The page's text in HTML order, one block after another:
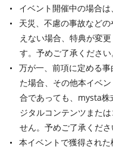
イベント開催中の場合は
天災、不慮の事故など
えない場合、特典が変
す。予めご了承ください
万が一、前項に定める
た場合、その他本イベ
合であっても、mysta株
ジタルコンテンツまた
せん。予めご了承くださ
本イベントで獲得された